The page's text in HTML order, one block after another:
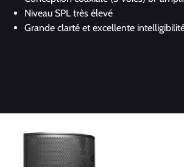
Niveau SPL très élevé
Grande clarté et excellente